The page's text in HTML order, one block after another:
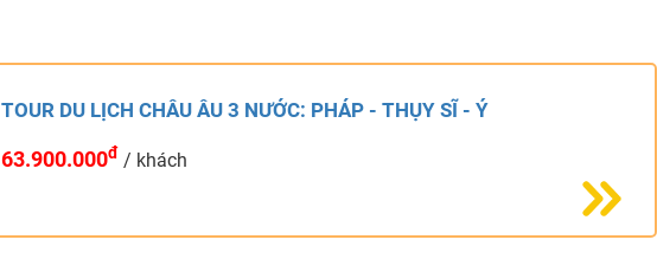
TOUR DU LỊCH CHÂU ÂU 3 NƯỚC: PHÁP - THỤY SĨ - Ý
63.900.000đ / khách